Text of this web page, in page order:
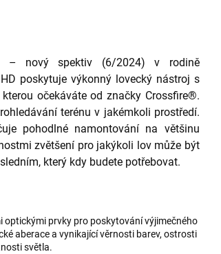
– nový spektiv (6/2024) v rodině
poskytuje výkonný lovecký nástroj s
očekáváte od značky Crossfire®.
terénu v jakémkoli prostředí.
pohodlné namontování na většinu
zvětšení pro jakýkoli lov může být
který kdy budete potřebovat.
optickými prvky pro poskytování výjimečného
aberace a vynikající věrnosti barev, ostrosti
světla.